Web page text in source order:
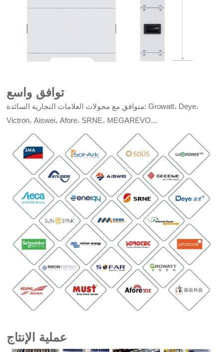
توافق واسع
متوافق مع محولات العلامات التجارية السائدة: Growatt، Deye،
Victron، Aiswei، Afore، SRNE، MEGAREVO...
عملية الإنتاج